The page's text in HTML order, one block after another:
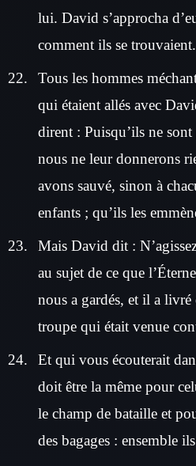
lui. David s’approcha
comment ils se trouvaient.
Tous les hommes
qui étaient allés avec
dirent : Puisqu’ils ne
nous ne leur donnerons
avons sauvé, sinon à
enfants ; qu’ils les
Mais David dit :
au sujet de ce que
nous a gardés, et il a livré
troupe qui était venue
Et qui vous écouterait
doit être la même pour
le champ de bataille et
des bagages : ensemble